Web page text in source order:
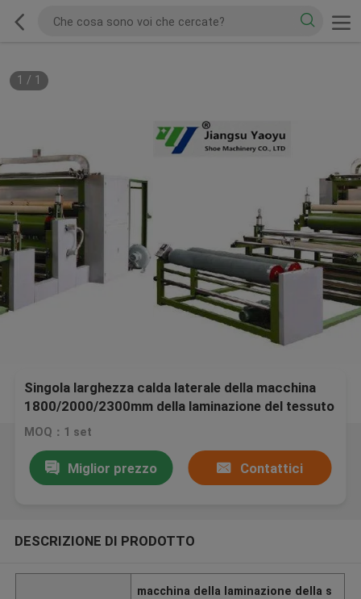
1 / 1
Singola larghezza calda laterale della macchina
1800/2000/2300mm della laminazione del tessuto
della fiamma efficace
MOQ：1 set
Miglior prezzo Contattici
DESCRIZIONE DI PRODOTTO
macchina della laminazione della s